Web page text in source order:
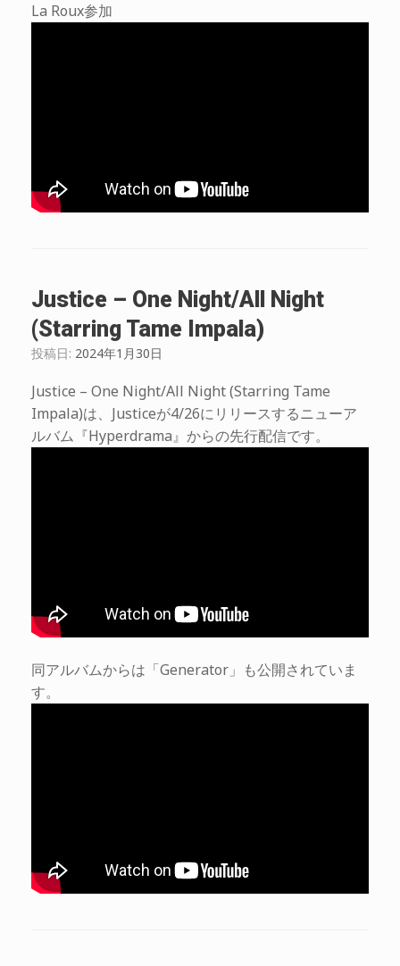
La Roux参加
Justice – One Night/All Night
(Starring Tame Impala)
投稿日: 2024年1月30日
Justice – One Night/All Night (Starring Tame
Impala)は、Justiceが4/26にリリースするニューア
ルバム『Hyperdrama』からの先行配信です。
同アルバムからは「Generator」も公開されていま
す。